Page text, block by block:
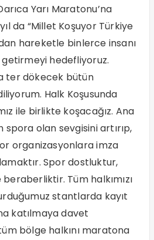
Yarı Maratonu’na
da “Millet Koşuyor Türkiye
hareketle binlerce insanı
getirmeyi hedefliyoruz.
ter dökecek bütün
Halk Koşusunda
ile birlikte koşacağız. Ana
spora olan sevgisini artırıp,
organizasyonlara imza
Spor dostluktur,
Tüm halkımızı
stantlarda kayıt
katılmaya davet
bölge halkını maratona